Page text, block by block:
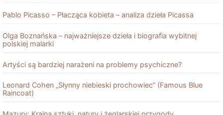
Pablo Picasso – Płacząca kobieta – analiza dzieła Picassa
Olga Boznańska – najważniejsze dzieła i biografia wybitnej
polskiej malarki
Artyści są bardziej narażeni na problemy psychiczne?
Leonard Cohen „Słynny niebieski prochowiec” (Famous Blue
Raincoat)